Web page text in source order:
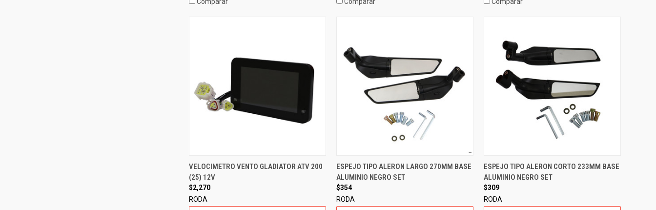
VELOCIMETRO VENTO GLADIATOR ATV 200
(25) 12V
$2,270
RODA
ESPEJO TIPO ALERON LARGO 270MM BASE
ALUMINIO NEGRO SET
$354
RODA
ESPEJO TIPO ALERON CORTO 233MM BASE
ALUMINIO NEGRO SET
$309
RODA